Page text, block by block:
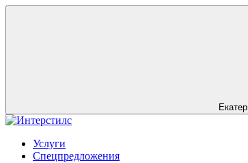
Услуги
Спецпредложения